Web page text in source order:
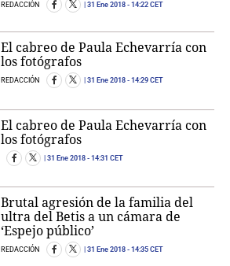
REDACCIÓN 31 Ene 2018 - 14:22 CET
El cabreo de Paula Echevarría con
los fotógrafos
REDACCIÓN 31 Ene 2018 - 14:29 CET
El cabreo de Paula Echevarría con
los fotógrafos
31 Ene 2018 - 14:31 CET
Brutal agresión de la familia del
ultra del Betis a un cámara de
‘Espejo público’
REDACCIÓN 31 Ene 2018 - 14:35 CET